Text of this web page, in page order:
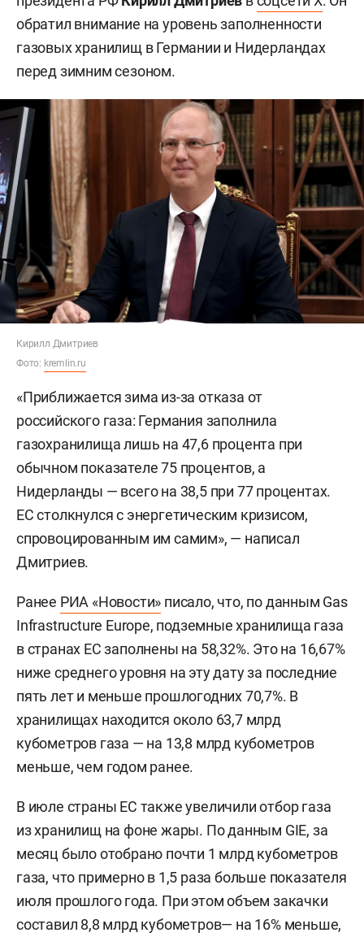
обратил внимание на уровень заполненности
газовых хранилищ в Германии и Нидерландах
перед зимним сезоном.
Кирилл Дмитриев
Фото: kremlin.ru
«Приближается зима из-за отказа от
российского газа: Германия заполнила
газохранилища лишь на 47,6 процента при
обычном показателе 75 процентов, а
Нидерланды — всего на 38,5 при 77 процентах.
ЕС столкнулся с энергетическим кризисом,
спровоцированным им самим», — написал
Дмитриев.
Ранее РИА «Новости» писало, что, по данным Gas
Infrastructure Europe, подземные хранилища газа
в странах ЕС заполнены на 58,32%. Это на 16,67%
ниже среднего уровня на эту дату за последние
пять лет и меньше прошлогодних 70,7%. В
хранилищах находится около 63,7 млрд
кубометров газа — на 13,8 млрд кубометров
меньше, чем годом ранее.
В июле страны ЕС также увеличили отбор газа
из хранилищ на фоне жары. По данным GIE, за
месяц было отобрано почти 1 млрд кубометров
газа, что примерно в 1,5 раза больше показателя
июля прошлого года. При этом объем закачки
составил 8,8 млрд кубометров— на 16% меньше,